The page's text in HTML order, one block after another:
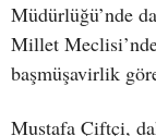
Müdürlüğü’nde
Millet
başmüşavirlik
Mustafa Çiftçi,